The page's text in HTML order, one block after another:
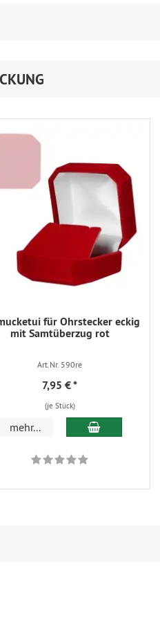
für Ohrstecker eckig
mit Samtüberzug rot
Art.Nr. 590re
7,95 €*
(je Stück)
mehr... In den